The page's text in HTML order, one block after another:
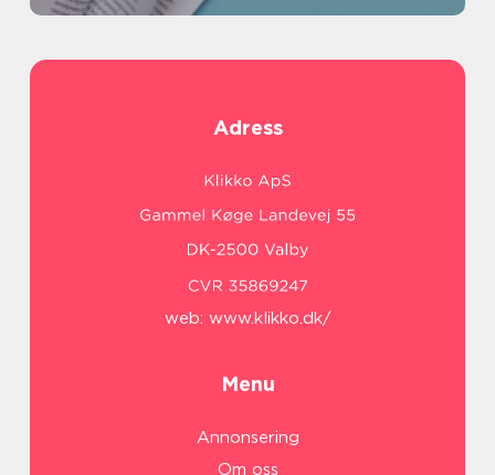
Adress
web: www.klikko.dk/
Menu
Annonsering
Om oss